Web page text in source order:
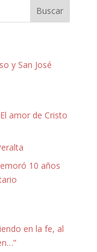
y San José
amor de Cristo
10 años
en la fe, al